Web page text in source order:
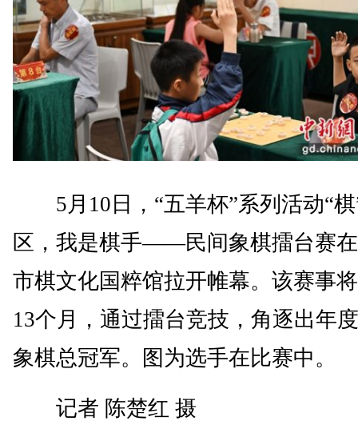
5月10日，“五羊杯”系列活动“棋
区，我是棋手——民间象棋擂台赛
市棋文化国粹馆拉开帷幕。该赛事
13个月，通过擂台竞技，角逐出年
象棋总冠军。图为选手在比赛中。
记者 陈楚红 摄